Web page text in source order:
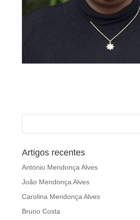
Artigos recentes
António Mendonça Alves
João Mendonça Alves
Carolina Mendonça Alves
Bruno Costa